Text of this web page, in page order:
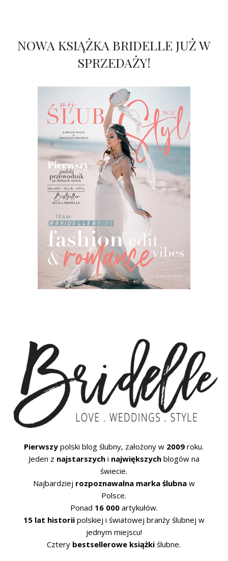
NOWA KSIĄŻKA BRIDELLE JUŻ W
SPRZEDAŻY!
Pierwszy polski blog ślubny, założony w 2009 roku.
Jeden z najstarszychi największychblogów na
świecie.
Najbardziej rozpoznawalna marka ślubnaw
Polsce.
Ponad 16 000artykułów.
15 lat historiipolskiej i światowej branży ślubnej w
jednym miejscu!
Cztery bestsellerowe książki ślubne.